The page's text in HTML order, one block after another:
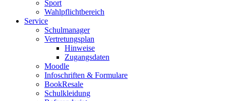
Sport
Wahlpflichtbereich
Service
Schulmanager
Vertretungsplan
Hinweise
Zugangsdaten
Moodle
Infoschriften & Formulare
BookResale
Schulkleidung